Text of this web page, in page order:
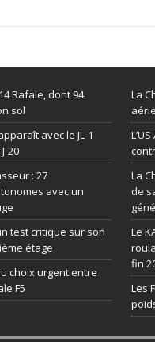
Rafale, dont 94
sol
avec le JL-1
20
: 27
avec un
test critique sur son
étage
choix urgent entre
F5
La
La
de
Le
fin
Les